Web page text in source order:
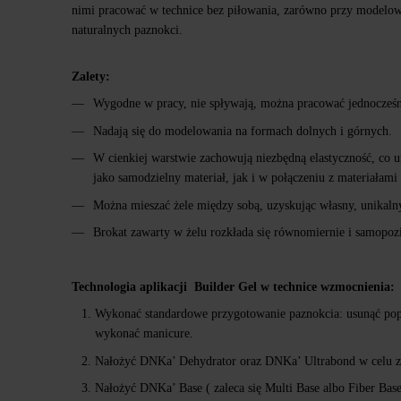
nimi pracować w technice bez piłowania, zarówno przy
naturalnych paznokci.
Zalety:
Wygodne w pracy, nie spływają, można pracować
Nadają się do modelowania na formach dolnych i górnych.
W cienkiej warstwie zachowują niezbędną elastyczność,
jako samodzielny materiał, jak i w połączeniu z
Można mieszać żele między sobą, uzyskując własny,
Brokat zawarty w żelu rozkłada się równomiernie i
Technologia aplikacji Builder Gel w technice wzmocnienia:
Wykonać standardowe przygotowanie paznokcia: usunąć
wykonać manicure.
Nałożyć DNKa’ Dehydrator oraz DNKa’ Ultrabond w celu
Nałożyć DNKa’ Base ( zaleca się Multi Base albo Fiber